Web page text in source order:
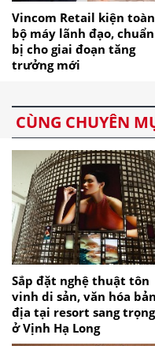
Vincom Retail kiện toàn
bộ máy lãnh đạo, chuẩn
bị cho giai đoạn tăng
trưởng mới
CÙNG CHUYÊN
Sắp đặt nghệ thuật tôn
vinh di sản, văn hóa bản
địa tại resort sang trọng
ở Vịnh Hạ Long